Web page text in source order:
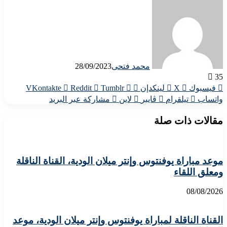
محمد فتحى28/09/2023
35
فيسبوك
X لينكدإن
واتساب
تيلقرام ڤايبر لاين مشاركة عبر البريد
مقالات ذات صلة
موعد مباراة يوفنتوس وإنتر ميلان الودية، القناة الناقلة
ومعلق اللقاء
08/08/2026
القناة الناقلة لمباراة يوفنتوس وإنتر ميلان الودية، موعد